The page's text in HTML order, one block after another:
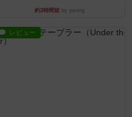
約3時間前 by jurong
レビュー